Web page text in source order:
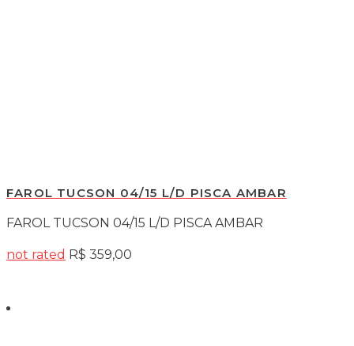
FAROL TUCSON 04/15 L/D PISCA AMBAR
FAROL TUCSON 04/15 L/D PISCA AMBAR
not rated R$ 359,00